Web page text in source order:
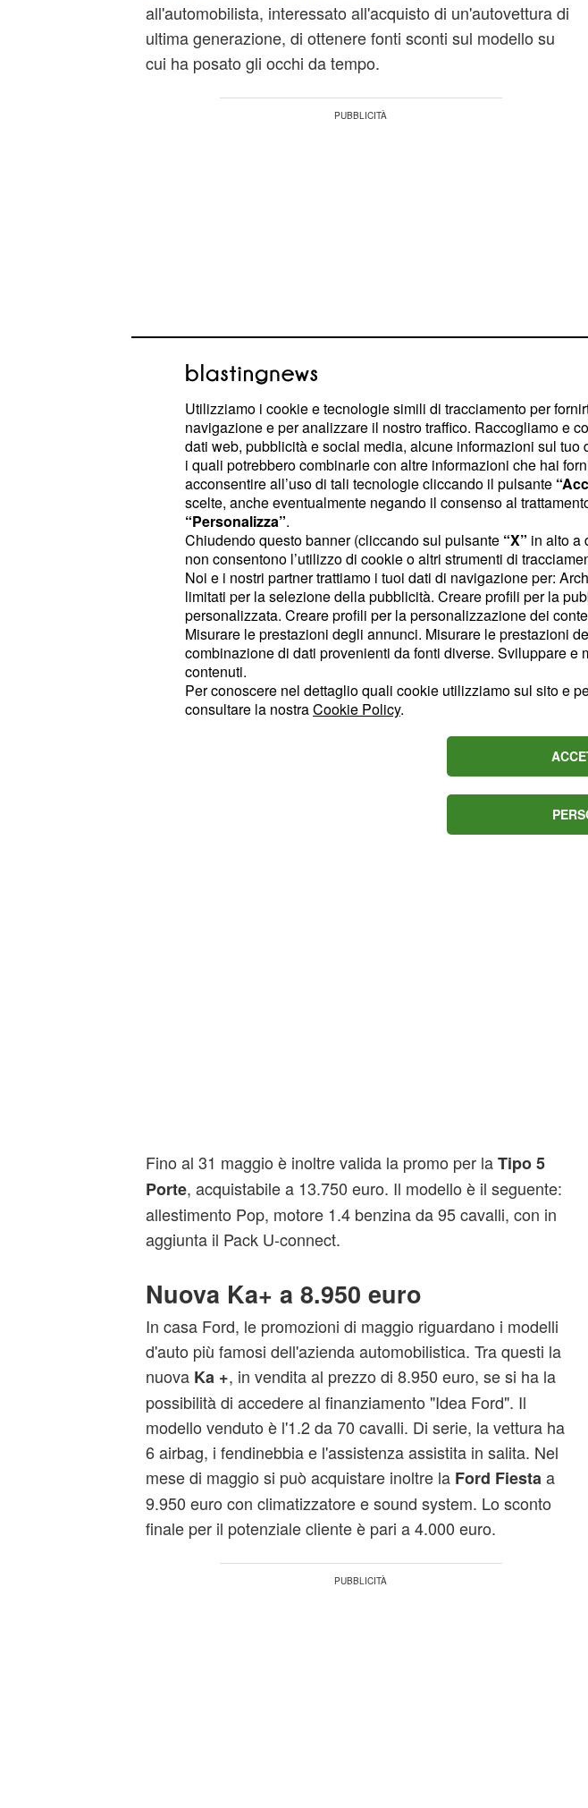
all'automobilista, interessato all'acquisto di un'autovettura di
ultima generazione, di ottenere fonti sconti sul modello su
cui ha posato gli occhi da tempo.
La 500x Gpl a 17.900 euro
Le offerte Fiat di maggio prevedono forti sconti in particolare
sulla gamma Gpl e a metano. Ne è un esempio, su tutti, la
Fiat 500X Gpl, che viene venduta a 17.900 euro. Lo sconto
è applicato al modello 1.4 T-Jet da 120 cavalli, Gpl,
allestimento EasyPower. La vettura che si rottama deve
essere intestata al cliente da almeno 3 mesi. Tale requisito è
indispensabile per accedere a tutte le proposte di incentivi
rottamazione della principale casa di Fca (Fiat Chrysler
Automobiles). Un'altra interessante promo riguarda la
Panda a benzina
, in vendita a 8.950 euro. In questo caso, è
possibile aderire al finanziamento MenoMille, già attivabile
da diverso tempo ormai. Qualora venga concesso il
Panda allestimento Pop 1.2 a benzina, con ulteriori 1.000
euro di sconto, per un prezzo finale di 7.950 euro.
Fino al 31 maggio è inoltre valida la promo per laTipo 5
Porte, acquistabile a 13.750 euro. Il modello è il seguente:
allestimento Pop, motore 1.4 benzina da 95 cavalli, con in
aggiunta il Pack U-connect.
Nuova Ka+ a 8.950 euro
In casa Ford, le promozioni di maggio riguardano i modelli
d'auto più famosi dell'azienda automobilistica. Tra questi la
nuova Ka +, in vendita al prezzo di 8.950 euro, se si ha la
possibilità di accedere al finanziamento "Idea Ford". Il
modello venduto è l'1.2 da 70 cavalli. Di serie, la vettura ha
6 airbag, i fendinebbia e l'assistenza assistita in salita. Nel
mese di maggio si può acquistare inoltre la Ford Fiesta a
9.950 euro con climatizzatore e sound system. Lo sconto
finale per il potenziale cliente è pari a 4.000 euro.
Utilizziamo i cookie e tecnologie simili di tracciamento per
navigazione e per analizzare il nostro traffico. Raccogliamo e
dati web, pubblicità e social media, alcune informazioni sul
i quali potrebbero combinarle con altre informazioni che hai
acconsentire all’uso di tali tecnologie cliccando il pulsante
scelte, anche eventualmente negando il consenso al
“Personalizza”.
Chiudendo questo banner (cliccando sul pulsante “X” in alto a
non consentono l’utilizzo di cookie o altri strumenti di
Noi e i nostri partner trattiamo i tuoi dati di navigazione per:
limitati per la selezione della pubblicità. Creare profili per la
personalizzata. Creare profili per la personalizzazione dei
Misurare le prestazioni degli annunci. Misurare le prestazioni
combinazione di dati provenienti da fonti diverse. Sviluppare
contenuti.
Per conoscere nel dettaglio quali cookie utilizziamo sul sito e
consultare la nostraCookie Policy.